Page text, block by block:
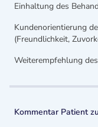
Einhaltung des
Kundenorientierung
(Freundlichkeit,
Weiterempfehlung
Kommentar Patient